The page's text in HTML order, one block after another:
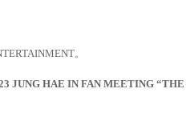
。
JUNG HAE IN FAN MEETING